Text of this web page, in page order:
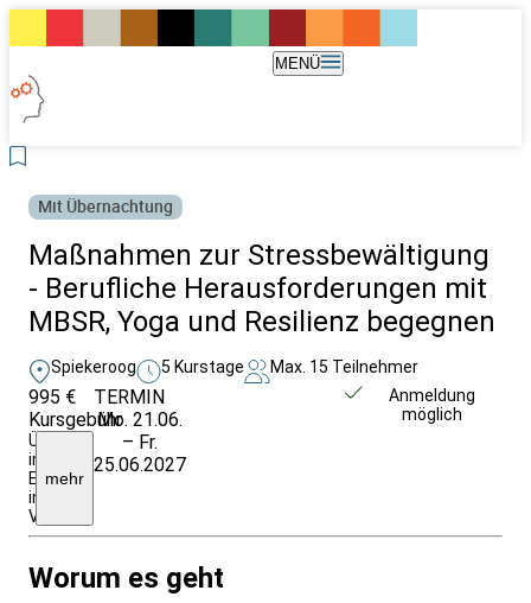
MENÜ
Mit Übernachtung
Maßnahmen zur Stressbewältigung
- Berufliche Herausforderungen mit
MBSR, Yoga und Resilienz begegnen
Spiekeroog 5 Kurstage Max. 15 Teilnehmer
995 €
Kursgebühr
Übernachtung
im
EZ
inkl.
VP
mehr
TERMIN
Mo. 21.06.
– Fr.
25.06.2027
Anmeldung
möglich
Worum es geht